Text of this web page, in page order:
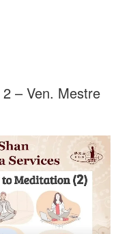
– Ven. Mestre